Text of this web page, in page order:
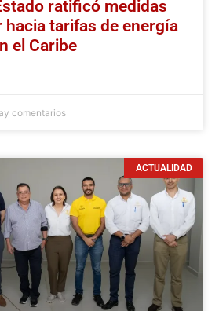
ratificó medidas
hacia tarifas de energía
el Caribe
comentarios
ACTUALIDAD